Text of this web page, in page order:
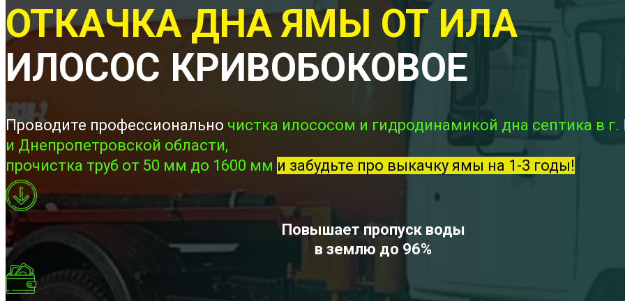
ОТКАЧКА ДНА ЯМЫ ОТ ИЛА
ИЛОСОС КРИВОБОКОВОЕ
Проводите профессионально чистка илососом и гидродинамикой дна септика в
и Днепропетровской области,
прочистка труб от 50 мм до 1600 мм и забудьте про выкачку ямы на 1-3 годы!
Повышает пропуск воды
в землю до 96%